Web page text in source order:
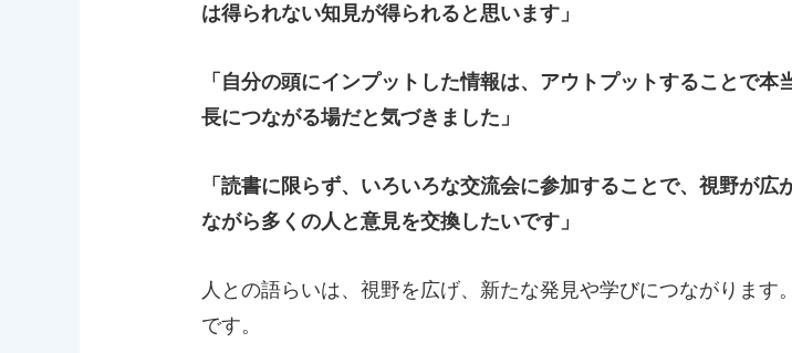
は得られない知見が得られると思います」
「自分の頭にインプットした情報は、アウトプットすることで
長につながる場だと気づきました」
「読書に限らず、いろいろな交流会に参加することで、視野が
ながら多くの人と意見を交換したいです」
人との語らいは、視野を広げ、新たな発見や学びにつながりま
です。